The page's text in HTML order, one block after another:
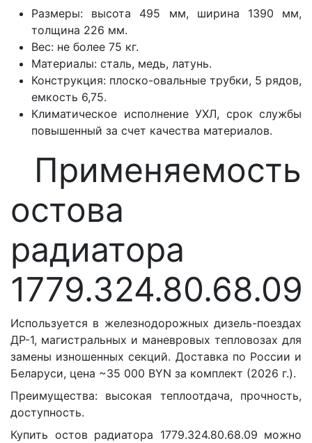
Размеры: высота 495 мм, ширина 1390 мм,
толщина 226 мм.
Вес: не более 75 кг.
Материалы: сталь, медь, латунь.
Конструкция: плоско-овальные трубки, 5 рядов,
емкость 6,75.
Климатическое исполнение УХЛ, срок службы
повышенный за счет качества материалов.
Применяемость
остова
радиатора
1779.324.80.68.09
Используется в железнодорожных дизель-поездах
ДР-1, магистральных и маневровых тепловозах для
замены изношенных секций. Доставка по России и
Беларуси, цена ~35 000 BYN за комплект (2026 г.).
Преимущества: высокая теплоотдача, прочность,
доступность.
Купить остов радиатора 1779.324.80.68.09 можно